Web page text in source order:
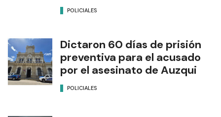
POLICIALES
Dictaron 60 días de prisión
preventiva para el acusado
por el asesinato de Auzqui
POLICIALES